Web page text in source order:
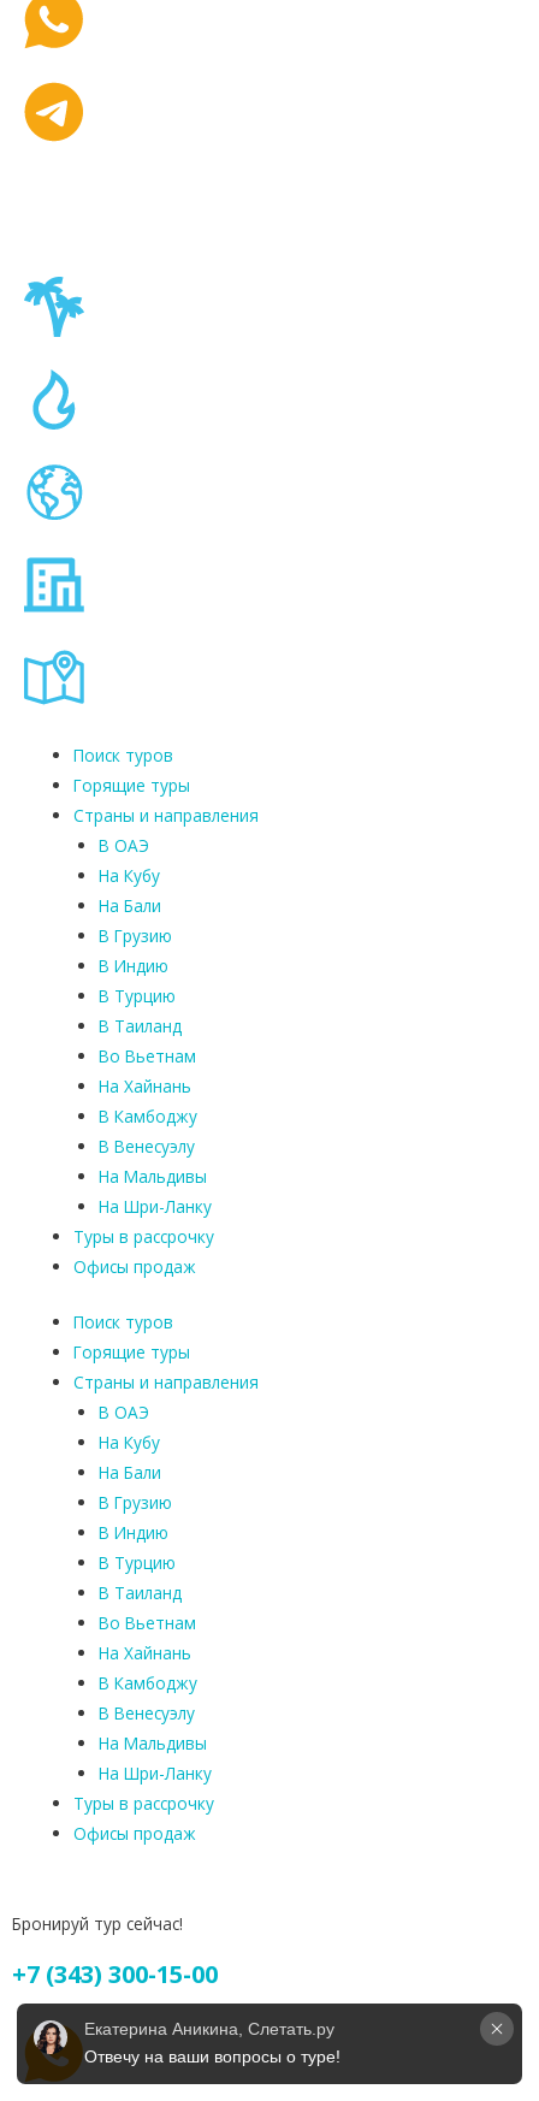
Поиск туров
Горящие туры
Страны и направления
В ОАЭ
На Кубу
На Бали
В Грузию
В Индию
В Турцию
В Таиланд
Во Вьетнам
На Хайнань
В Камбоджу
В Венесуэлу
На Мальдивы
На Шри-Ланку
Туры в рассрочку
Офисы продаж
Поиск туров
Горящие туры
Страны и направления
В ОАЭ
На Кубу
На Бали
В Грузию
В Индию
В Турцию
В Таиланд
Во Вьетнам
На Хайнань
В Камбоджу
В Венесуэлу
На Мальдивы
На Шри-Ланку
Туры в рассрочку
Офисы продаж
Бронируй тур сейчас!
+7 (343) 300-15-00
Екатерина Аникина, Слетать.ру
Отвечу на ваши вопросы о туре!